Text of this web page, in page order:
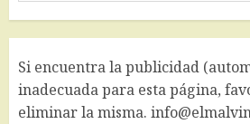
Si encuentra la publicidad
inadecuada para esta página,
eliminar la misma.